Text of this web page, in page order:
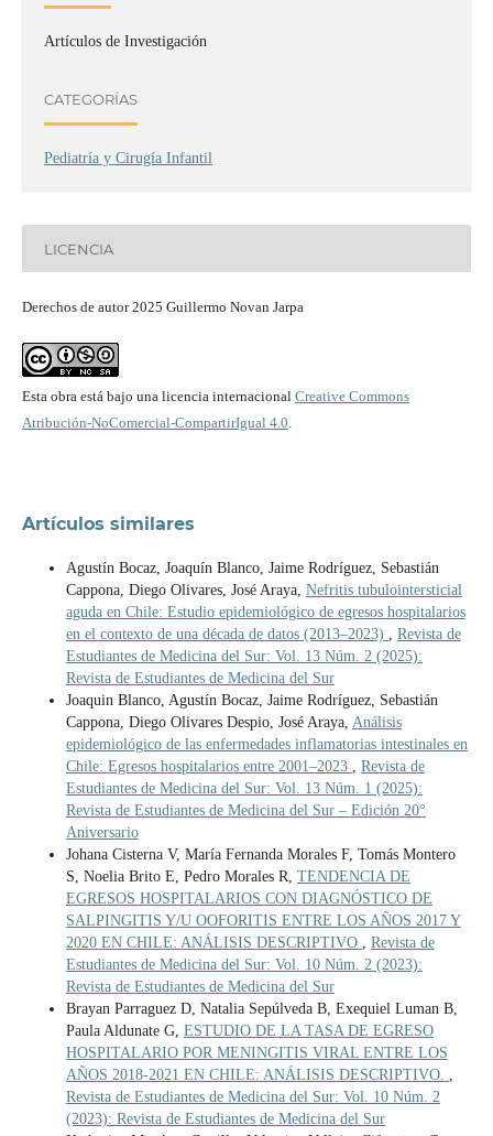
Artículos de Investigación
CATEGORÍAS
Pediatría y Cirugía Infantil
LICENCIA
Derechos de autor 2025 Guillermo Novan Jarpa
Esta obra está bajo una licencia internacional Creative Commons
Atribución-NoComercial-CompartirIgual 4.0.
Artículos similares
Agustín Bocaz, Joaquín Blanco, Jaime Rodríguez, Sebastián
Cappona, Diego Olivares, José Araya, Nefritis tubulointersticial
aguda en Chile: Estudio epidemiológico de egresos hospitalarios
en el contexto de una década de datos (2013–2023) , Revista de
Estudiantes de Medicina del Sur: Vol. 13 Núm. 2 (2025):
Revista de Estudiantes de Medicina del Sur
Joaquin Blanco, Agustín Bocaz, Jaime Rodríguez, Sebastián
Cappona, Diego Olivares Despio, José Araya, Análisis
epidemiológico de las enfermedades inflamatorias intestinales en
Chile: Egresos hospitalarios entre 2001–2023 , Revista de
Estudiantes de Medicina del Sur: Vol. 13 Núm. 1 (2025):
Revista de Estudiantes de Medicina del Sur – Edición 20°
Aniversario
Johana Cisterna V, María Fernanda Morales F, Tomás Montero
S, Noelia Brito E, Pedro Morales R, TENDENCIA DE
EGRESOS HOSPITALARIOS CON DIAGNÓSTICO DE
SALPINGITIS Y/U OOFORITIS ENTRE LOS AÑOS 2017 Y
2020 EN CHILE: ANÁLISIS DESCRIPTIVO , Revista de
Estudiantes de Medicina del Sur: Vol. 10 Núm. 2 (2023):
Revista de Estudiantes de Medicina del Sur
Brayan Parraguez D, Natalia Sepúlveda B, Exequiel Luman B,
Paula Aldunate G, ESTUDIO DE LA TASA DE EGRESO
HOSPITALARIO POR MENINGITIS VIRAL ENTRE LOS
AÑOS 2018-2021 EN CHILE: ANÁLISIS DESCRIPTIVO. ,
Revista de Estudiantes de Medicina del Sur: Vol. 10 Núm. 2
(2023): Revista de Estudiantes de Medicina del Sur